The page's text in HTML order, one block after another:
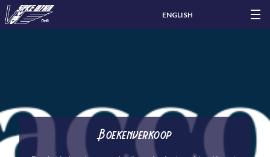
ENGLISH
Boekenverkoop